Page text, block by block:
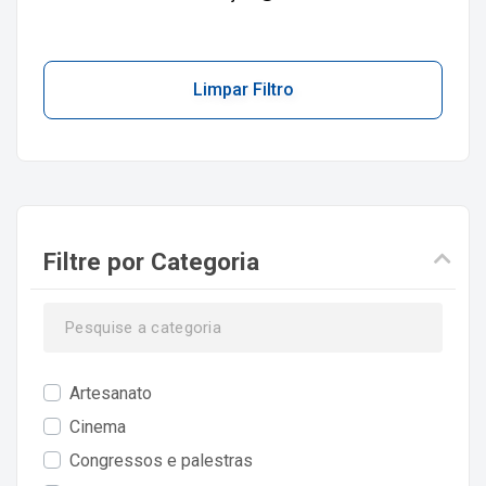
Limpar Filtro
Filtre por Categoria
Artesanato
Cinema
Congressos e palestras